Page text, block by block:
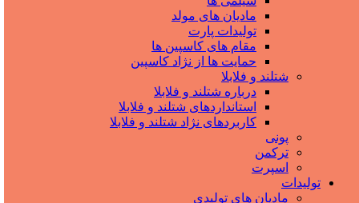
مادیان های مولد
تولیدات پارت
مقام های کاسپین ها
حمایت ها از نژاد کاسپین
شتلند و فلابلا
درباره شتلند و فلابلا
استانداردهای شتلند و فلابلا
کاربردهای نژاد شتلند و فلابلا
پونی
ترکمن
اسپرت
تولیدات
مادیان های تولیدی